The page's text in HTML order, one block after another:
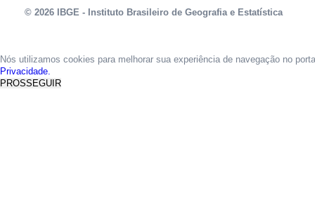
© 2026 IBGE - Instituto Brasileiro de Geografia e Estatística
Nós utilizamos cookies para melhorar sua experiência de navegação no
Privacidade.
PROSSEGUIR